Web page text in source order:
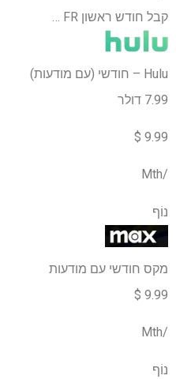
קבל חודש ראשון FR …
Hulu – חודשי (עם מודעות)
7.99 דולר
9.99 $
/Mth
נוֹף
מקס חודשי עם מודעות
9.99 $
/Mth
נוֹף